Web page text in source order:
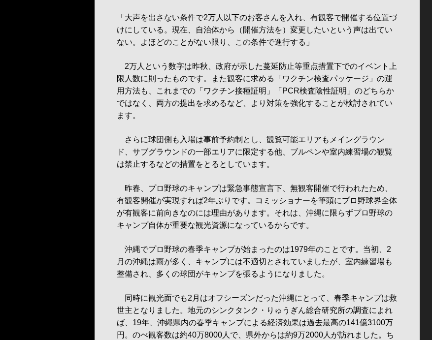
「大声を出さない条件で2万人以下のお客さんを入れ、有観客で開催する位置づ
けにしている。現在、自治体から（開催方法を）変更したいという声は出てい
ない。よほどのことがない限り、この条件で進行する」
2万人という数字は昨秋、政府が示した蔓延防止等重点措置下でのイベント上
限人数に則ったものです。また観客に求める「ワクチン検査パッケージ」の運
用方法も、これまでの「ワクチン接種証明」「PCR検査陰性証明」のどちらか
ではなく、両方の提出を求めるなど、より対策を強化することが検討されてい
ます。
さらに球団側も入場は事前予約制とし、観覧可能エリアもメイングラウン
ド、サブグラウンドの一部エリアに限定する他、ブルペンや室内練習場の観覧
は禁止するなどの措置をとるとしています。
昨春、プロ野球のキャンプは緊急事態宣言下、無観客開催で行われたため、
有観客開催が実現すれば2年ぶりです。コミッショナーを筆頭にプロ野球界全体
が有観客に前向きなのには理由があります。それは、沖縄に限らずプロ野球の
キャンプ自体が重要な観光資源になっているからです。
沖縄でプロ野球の春季キャンプが始まったのは1979年のことです。当初、2
月の沖縄は雨が多く、キャンプには不適切とされていましたが、室内練習場も
整備され、多くの球団がキャンプを張るようになりました。
同時に観光面でも2月はオフシーズンだった沖縄にとって、春季キャンプは救
世主となりました。地元のシンクタンク・りゅうぎん総合研究所の調査によれ
ば、19年、沖縄県内の春季キャンプによる経済効果は過去最高の141億3100万
円。のべ観客数は約40万8000人で、県外からは約9万2000人が訪れました。ち